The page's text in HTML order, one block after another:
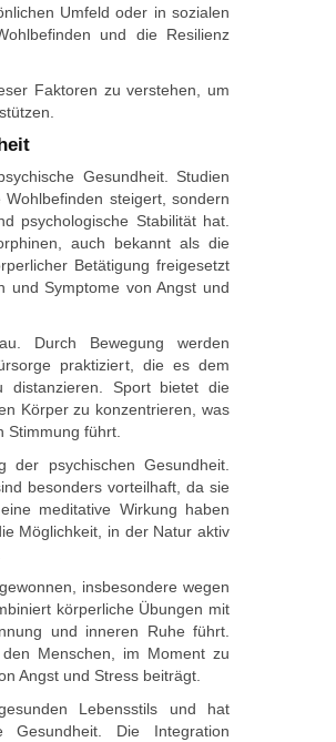
Umfeld oder in sozialen
und die Resilienz
Faktoren zu verstehen, um
Gesundheit. Studien
steigert, sondern
psychologische Stabilität hat.
auch bekannt als die
Betätigung freigesetzt
und Symptome von Angst und
Durch Bewegung werden
praktiziert, die es dem
distanzieren. Sport bietet die
Körper zu konzentrieren, was
Stimmung führt.
der psychischen Gesundheit.
besonders vorteilhaft, da sie
meditative Wirkung haben
Möglichkeit, in der Natur aktiv
insbesondere wegen
körperliche Übungen mit
und inneren Ruhe führt.
Menschen, im Moment zu
Angst und Stress beiträgt.
Lebensstils und hat
Gesundheit. Die Integration